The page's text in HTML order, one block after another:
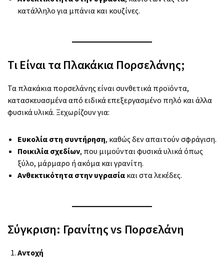
κατάλληλο για μπάνια και κουζίνες.
Τι Είναι τα Πλακάκια Πορσελάνης;
Τα πλακάκια πορσελάνης είναι συνθετικά προϊόντα,
κατασκευασμένα από ειδικά επεξεργασμένο πηλό και άλλα
φυσικά υλικά. Ξεχωρίζουν για:
Ευκολία στη συντήρηση, καθώς δεν απαιτούν σφράγιση.
Ποικιλία σχεδίων, που μιμούνται φυσικά υλικά όπως
ξύλο, μάρμαρο ή ακόμα και γρανίτη.
Ανθεκτικότητα στην υγρασία και στα λεκέδες.
Σύγκριση: Γρανίτης vs Πορσελάνη
Αντοχή